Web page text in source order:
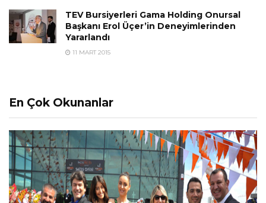
TEV Bursiyerleri Gama Holding Onursal
Başkanı Erol Üçer’in Deneyimlerinden
Yararlandı
11 MART 2015
En Çok Okunanlar